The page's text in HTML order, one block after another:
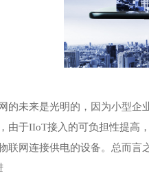
的未来是光明的，因为小型企
由于IIoT接入的可负担性提高
联网连接供电的设备。总而言